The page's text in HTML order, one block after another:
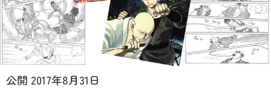
公開 2017年8月31日